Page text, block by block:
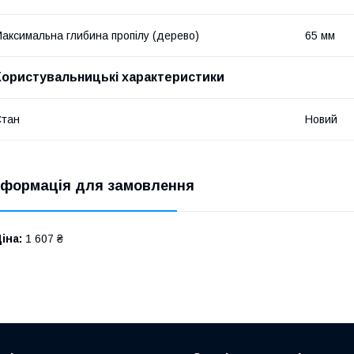
глибина пропілу (дерево) 65 мм
характеристики
Новий
для замовлення
1 607 ₴